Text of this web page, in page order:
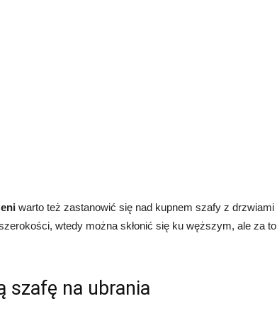
warto też zastanowić się nad kupnem szafy z drzwiami
wtedy można skłonić się ku węższym, ale za to
szafę na ubrania